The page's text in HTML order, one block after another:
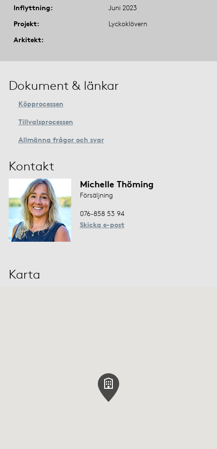
Inflyttning
Juni 2023
Projekt
Lyckoklövern
Arkitekt
Dokument & länkar
Köpprocessen
Tillvalsprocessen
Allmänna frågor och svar
Kontakt
Michelle Thöming
Försäljning
076-858 53 94
Skicka e-post
Karta